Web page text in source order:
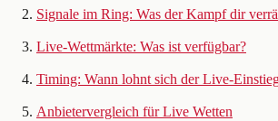
Signale im Ring: Was der Kampf dir
Live-Wettmärkte: Was ist verfügbar?
Timing: Wann lohnt sich der Live-
Anbietervergleich für Live Wetten